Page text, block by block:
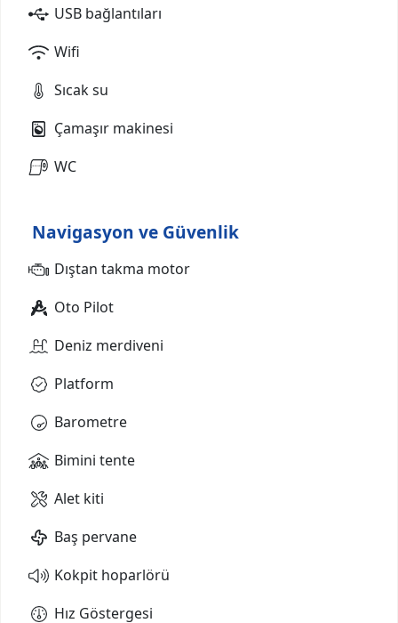
USB bağlantıları
Wifi
Sıcak su
Çamaşır makinesi
WC
Navigasyon ve Güvenlik
Dıştan takma motor
Oto Pilot
Deniz merdiveni
Platform
Barometre
Bimini tente
Alet kiti
Baş pervane
Kokpit hoparlörü
Hız Göstergesi